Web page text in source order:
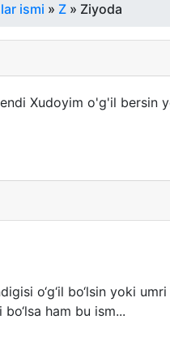
ismi » Z » Ziyoda
Xudoyim o'g'il bersin
o‘g‘il bo‘lsin yoki
ham bu ism...